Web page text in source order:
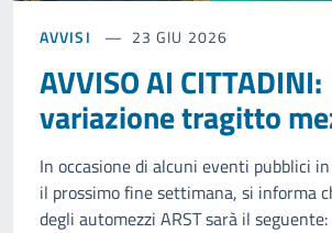
AVVISI 23 GIU 2026
AVVISO AI CITTADINI:
variazione tragitto
In occasione di alcuni eventi pubblici
il prossimo fine settimana, si informa
degli automezzi ARST sarà il seguente: